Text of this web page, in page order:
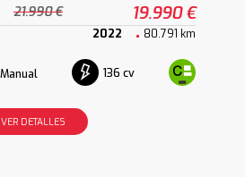
21.990 € 19.990 €
2022 80.791 km
Manual 136 cv
VER DETALLES